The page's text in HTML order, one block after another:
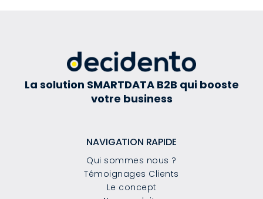
La solution SMARTDATA B2B qui booste
votre business
NAVIGATION RAPIDE
Qui sommes nous ?
Témoignages Clients
Le concept